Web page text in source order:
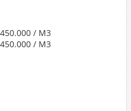
/ M3
/ M3